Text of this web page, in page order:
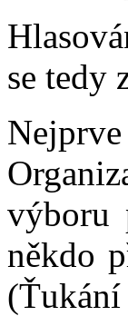
se tedy
výboru
někdo